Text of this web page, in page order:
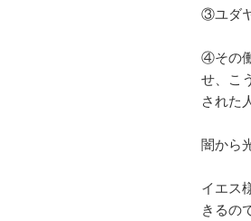
③ユダ
④その
せ、こ
された
闇から
イエス
きるの